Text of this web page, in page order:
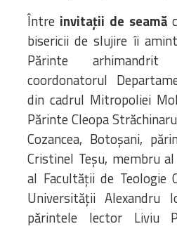
Între invitații de seamă
bisericii de slujire îi
Părinte
coordonatorul
din cadrul Mitropoliei
Părinte Cleopa
Cozancea, Botoșani,
Cristinel Teșu, membru
al Facultății de Teologie
Universității Alexandru
părintele lector Liviu